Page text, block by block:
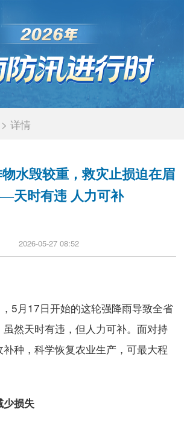
> 详情
水毁较重，救灾止损迫在眉
天时有违 人力可补
2026-05-27 08:52
月17日开始的这轮强降雨导致全省
然天时有违，但人力可补。面对持
种，科学恢复农业生产，可最大程
少损失